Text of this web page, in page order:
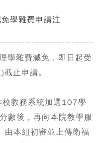
學雜費申請注
學雜費減免，即日起受
止申請。
教務系統加選107學
數後，再向本院教學服
本組初審並上傳衛福